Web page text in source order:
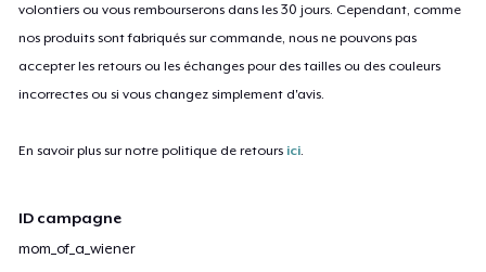
volontiers ou vous rembourserons dans les 30 jours. Cependant, comme
nos produits sont fabriqués sur commande, nous ne pouvons pas
accepter les retours ou les échanges pour des tailles ou des couleurs
incorrectes ou si vous changez simplement d'avis.
En savoir plus sur notre politique de retours ici.
ID campagne
mom_of_a_wiener